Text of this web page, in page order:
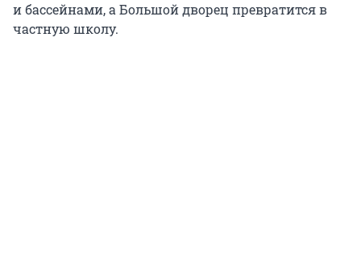
и бассейнами, а Большой дворец превратится в
частную школу.